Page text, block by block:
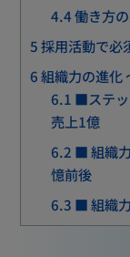
4.4働き方
5採用活動で必
6組織力の進
6.1 ■ステ
売上1億
6.2 ■ 組織
憶前後
6.3 ■ 組織